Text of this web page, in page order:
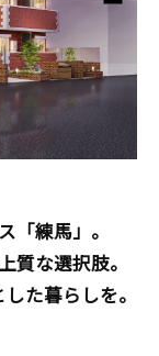
「練馬」。
質な選択肢。
た暮らしを。